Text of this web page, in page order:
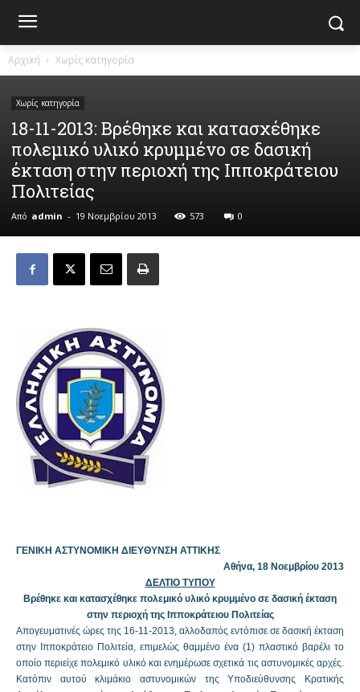
Αρχική Χωρίς κατηγορία
Χωρίς κατηγορία
18-11-2013: Βρέθηκε και κατασχέθηκε
πολεμικό υλικό κρυμμένο σε δασική
έκταση στην περιοχή της Ιπποκράτειου
Πολιτείας
Από admin - 19 Νοεμβρίου 2013 573 0
ΓΕΝΙΚΗ ΑΣΤΥΝΟΜΙΚΗ ΔΙΕΥΘΥΝΣΗ ΑΤΤΙΚΗΣ
Αθήνα, 18 Νοεμβρίου 2013
ΔΕΛΤΙΟ ΤΥΠΟΥ
Βρέθηκε και κατασχέθηκε πολεμικό υλικό κρυμμένο σε δασική έκταση
στην περιοχή της Ιπποκράτειου Πολιτείας
Απογευματινές ώρες της 16-11-2013, αλλοδαπός εντόπισε σε δασική έκταση
στην Ιπποκράτειο Πολιτεία, επιμελώς θαμμένο ένα (1) πλαστικό βαρέλι το
οποίο περιείχε πολεμικό υλικό και ενημέρωσε σχετικά τις αστυνομικές αρχές.
Κατόπιν αυτού κλιμάκιο αστυνομικών της Υποδιεύθυνσης Κρατικής